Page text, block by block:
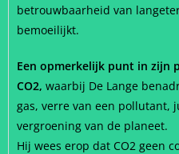
betrouwbaarheid van
bemoeilijkt.
Een opmerkelijk punt in zijn
CO2, waarbij De Lange
gas, verre van een pollutant,
vergroening van de planeet.
Hij wees erop dat CO2 geen